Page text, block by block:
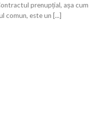
prenupțial, așa cum
comun, este un [...]